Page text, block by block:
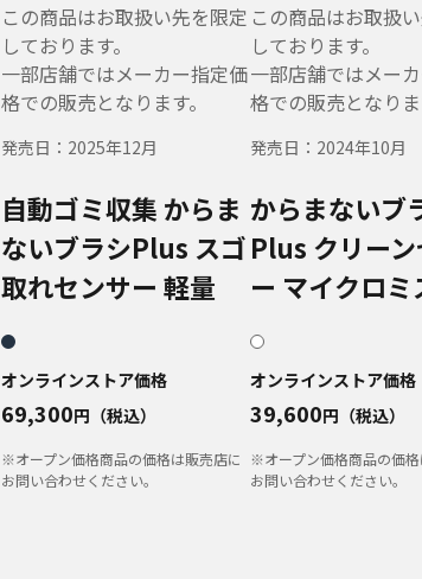
この商品はお取扱い先を限定
しております。
一部店舗ではメーカー指定価
格での販売となります。
発売日： 2025年12月
自動ゴミ収集 からま
ないブラシPlus スゴ
取れセンサー 軽量
オンラインストア価格
69,300円（税込）
※オープン価格商品の価格は販売店に
お問い合わせください。
この商品はお取扱
しております。
一部店舗ではメー
格での販売となりま
発売日： 2024年10月
からまないブ
Plus クリー
ー マイクロミ
オンラインストア価格
39,600円（税込）
※オープン価格商品の価格
お問い合わせください。